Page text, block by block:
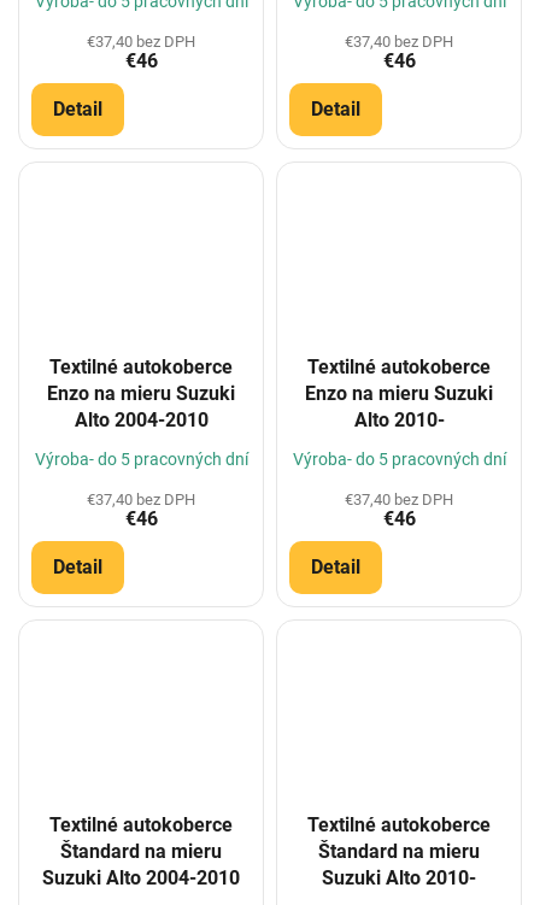
€37,40 bez DPH
€46
Detail
€37,40 bez DPH
€46
Detail
Textilné autokoberce
Enzo na mieru Suzuki
Alto 2004-2010
Výroba- do 5 pracovných dní
€37,40 bez DPH
€46
Detail
Textilné autokoberce
Enzo na mieru Suzuki
Alto 2010-
Výroba- do 5 pracovných dní
€37,40 bez DPH
€46
Detail
Textilné autokoberce
Štandard na mieru
Suzuki Alto 2004-2010
Textilné autokoberce
Štandard na mieru
Suzuki Alto 2010-